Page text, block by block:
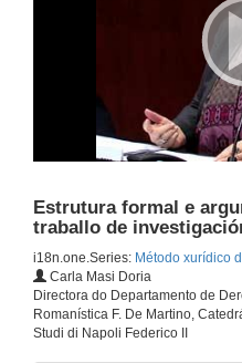
Estrutura formal e
traballo de
i18n.one.Series: Método xurídico
Carla Masi Doria
Directora do Departamento de
Romanística F. De Martino,
Studi di Napoli Federico II